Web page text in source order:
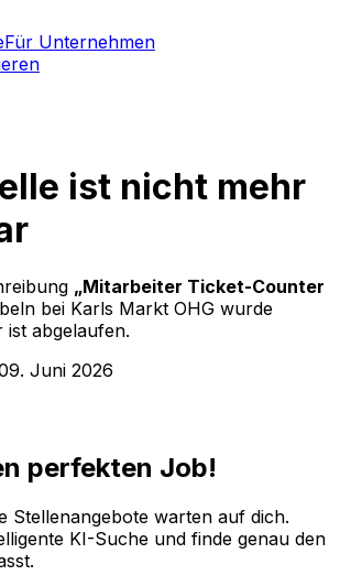
Für Unternehmen
ist nicht mehr
„Mitarbeiter Ticket-Counter
bei Karls Markt OHG wurde
ist abgelaufen.
Juni 2026
perfekten Job!
Stellenangebote warten auf dich.
KI-Suche und finde genau den